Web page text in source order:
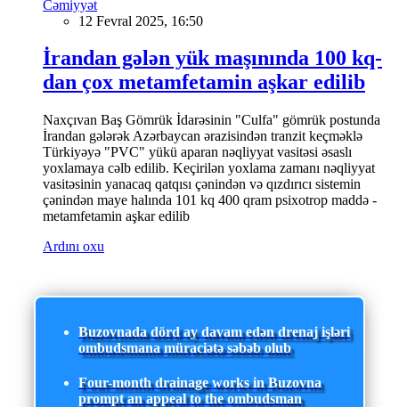
Cəmiyyət
12 Fevral 2025, 16:50
İrandan gələn yük maşınında 100 kq-
dan çox metamfetamin aşkar edilib
Naxçıvan Baş Gömrük İdarəsinin "Culfa" gömrük postunda
İrandan gələrək Azərbaycan ərazisindən tranzit keçməklə
Türkiyəyə "PVC" yükü aparan nəqliyyat vasitəsi əsaslı
yoxlamaya cəlb edilib. Keçirilən yoxlama zamanı nəqliyyat
vasitəsinin yanacaq qatqısı çənindən və qızdırıcı sistemin
çənindən maye halında 101 kq 400 qram psixotrop maddə -
metamfetamin aşkar edilib
Ardını oxu
Buzovnada dörd ay davam edən drenaj işləri
ombudsmana müraciətə səbəb olub
Four-month drainage works in Buzovna
prompt an appeal to the ombudsman